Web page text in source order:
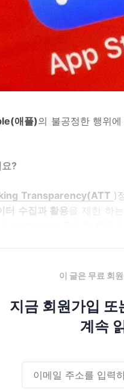
애플)의 불공정한 행위
?
Transparency(ATT )
터 수집과 활용 을 제한 하
이 글은 무료 회
지금 회원가입 또
계속